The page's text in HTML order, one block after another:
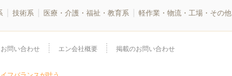
技術系 医療・介護・福祉・教育系 軽作業・物流・工場・その他
問い合わせ エン会社概要 掲載のお問い合わせ